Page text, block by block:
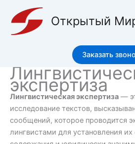
содержимому
Открытый
Заказать
экспертиза
Лингвистическая экспертиза —
исследование текстов,
сообщений, которое проводится
лингвистами для установления